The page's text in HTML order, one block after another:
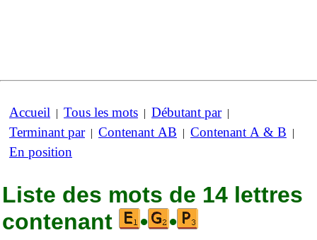
Accueil | Tous les mots | Débutant par|
Terminant par| Contenant AB | Contenant A & B |
En position
Liste des mots de 14 lettres
contenant
• •